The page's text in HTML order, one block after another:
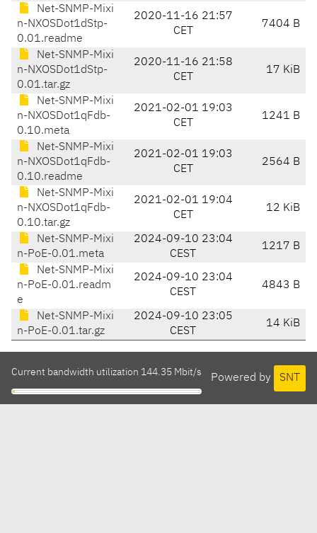
Net-SNMP-Mixi
n-NXOSDot1dStp-
0.01.readme
2020-11-16 21:57
CET
7404 B
Net-SNMP-Mixi
n-NXOSDot1dStp-
0.01.tar.gz
2020-11-16 21:58
CET
17 KiB
Net-SNMP-Mixi
n-NXOSDot1qFdb-
0.10.meta
2021-02-01 19:03
CET
1241 B
Net-SNMP-Mixi
n-NXOSDot1qFdb-
0.10.readme
2021-02-01 19:03
CET
2564 B
Net-SNMP-Mixi
n-NXOSDot1qFdb-
0.10.tar.gz
2021-02-01 19:04
CET
12 KiB
Net-SNMP-Mixi
n-PoE-0.01.meta
2024-09-10 23:04
CEST
1217 B
Net-SNMP-Mixi
n-PoE-0.01.readm
e
2024-09-10 23:04
CEST
4843 B
Net-SNMP-Mixi
n-PoE-0.01.tar.gz
2024-09-10 23:05
CEST
14 KiB
Powered by SNT
Current bandwidth utilization 144.35 Mbit/s